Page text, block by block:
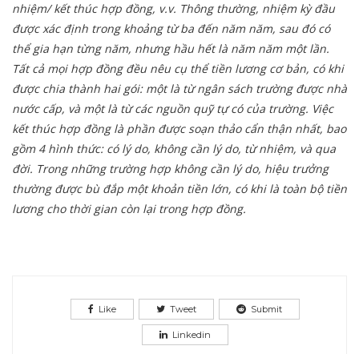
nhiệm/ kết thúc hợp đồng, v.v. Thông thường, nhiệm kỳ đầu
được xác định trong khoảng từ ba đến năm năm, sau đó có
thể gia hạn từng năm, nhưng hầu hết là năm năm một lần.
Tất cả mọi hợp đồng đều nêu cụ thể tiền lương cơ bản, có khi
được chia thành hai gói: một là từ ngân sách trường được nhà
nước cấp, và một là từ các nguồn quỹ tự có của trường. Việc
kết thúc hợp đồng là phần được soạn thảo cẩn thận nhất, bao
gồm 4 hình thức: có lý do, không cần lý do, từ nhiệm, và qua
đời. Trong những trường hợp không cần lý do, hiệu trưởng
thường được bù đắp một khoản tiền lớn, có khi là toàn bộ tiền
lương cho thời gian còn lại trong hợp đồng.
Like Tweet Submit
Linkedin